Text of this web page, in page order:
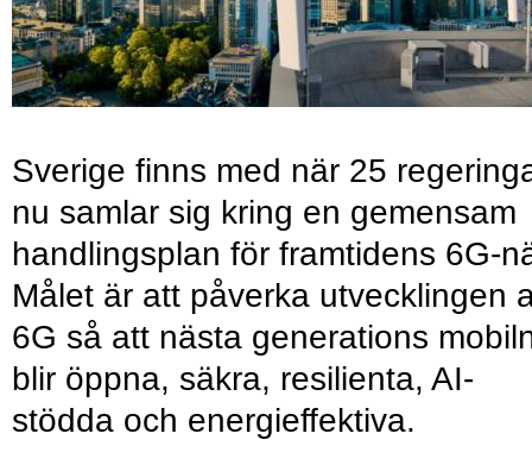
Sverige finns med när 25
nu samlar sig kring en gemensam
handlingsplan för framtidens 6G-
Målet är att påverka utvecklingen
6G så att nästa generations
blir öppna, säkra, resilienta, AI-
stödda och energieffektiva.